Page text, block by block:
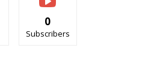
0
Subscribers